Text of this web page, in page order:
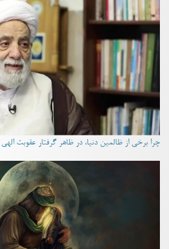
چرا برخی از ظالمین دنیا، در ظاهر گرفتار عقوبت